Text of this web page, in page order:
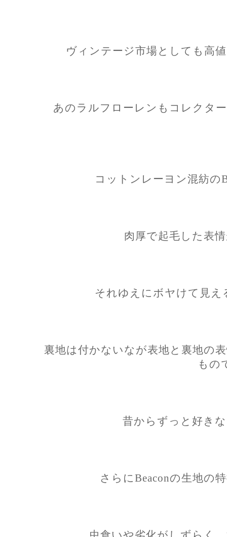
ヴィンテージ市場としても高
あのラルフローレンもコレクタ
コットンレーヨン混紡の
肉厚で起毛した表
それゆえにボヤけて見え
裏地は付かないなが表地と裏地の
もの
昔からずっと好き
さらにBeaconの生地の